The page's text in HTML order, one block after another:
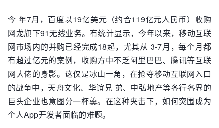
今 年7月，百度以19亿美元（约合119亿元人民币）收购
网龙旗下91无线业务。有统计显示，今年以来，移动互联
网市场内的并购已经完成18起，尤其从 3-7月，每个月都
有超过亿元的案例，收购方中不乏阿里巴巴、腾讯等互联
网大佬的身影。这仅是冰山一角，在抢夺移动互联网入口
的战争中，天舟文化、华谊兄 弟、中弘地产等各行各界的
巨头企业也意图分一杯羹。在这种夹击下，如何突围成为
个人App开发者面临的难题。